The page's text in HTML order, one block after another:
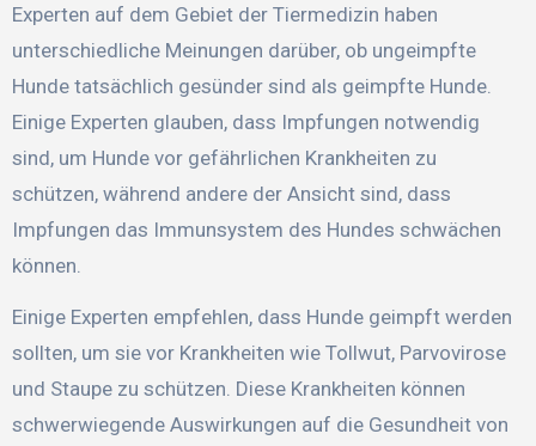
Experten auf dem Gebiet der Tiermedizin haben
unterschiedliche Meinungen darüber, ob ungeimpfte
Hunde tatsächlich gesünder sind als geimpfte Hunde.
Einige Experten glauben, dass Impfungen notwendig
sind, um Hunde vor gefährlichen Krankheiten zu
schützen, während andere der Ansicht sind, dass
Impfungen das Immunsystem des Hundes schwächen
können.
Einige Experten empfehlen, dass Hunde geimpft werden
sollten, um sie vor Krankheiten wie Tollwut, Parvovirose
und Staupe zu schützen. Diese Krankheiten können
schwerwiegende Auswirkungen auf die Gesundheit von